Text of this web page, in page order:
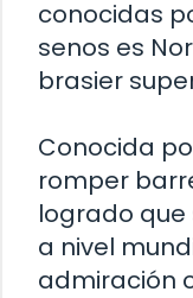
conocidas
senos es
brasier
Conocida
romper
logrado que
a nivel
admiración